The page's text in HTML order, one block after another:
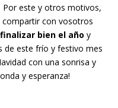
Por este y otros motivos,
compartir con vosotros
bien el añoy
de este frío y festivo mes
con una sonrisa y
y esperanza!